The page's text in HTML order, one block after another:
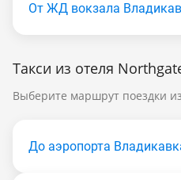
От ЖД вокзала
Такси из отеля
Выберите маршрут поездки
До аэропорта